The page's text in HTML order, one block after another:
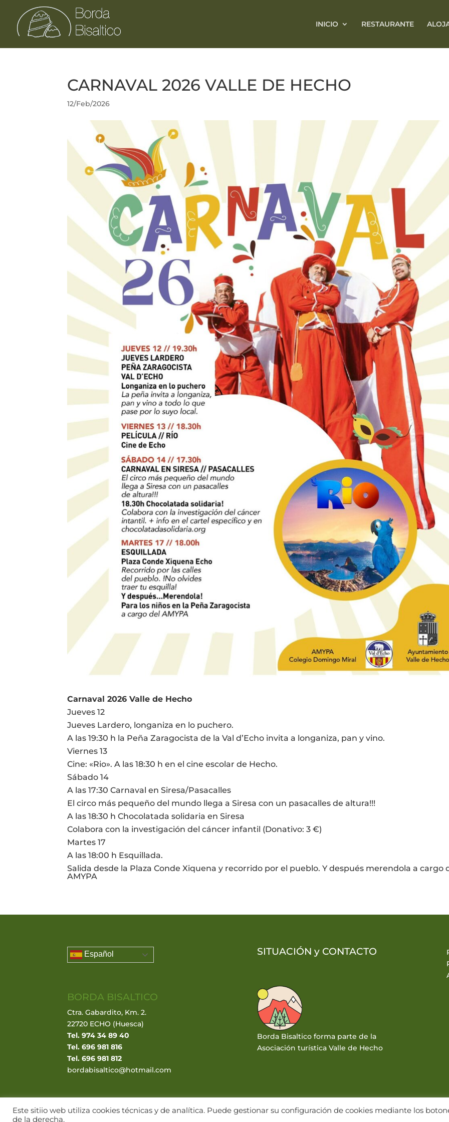
INICIO RESTAURANTE
CARNAVAL 2026 VALLE DE HECHO
12/Feb/2026
Carnaval 2026 Valle de Hecho
Jueves 12
Jueves Lardero, longaniza en lo puchero.
A las 19:30 h la Peña Zaragocista de la Val d’Echo invita a longaniza, pan y vino.
Viernes 13
Cine: «Rio». A las 18:30 h en el cine escolar de Hecho.
Sábado 14
A las 17:30 Carnaval en Siresa/Pasacalles
El circo más pequeño del mundo llega a Siresa con un pasacalles de altura!!!
A las 18:30 h Chocolatada solidaria en Siresa
Colabora con la investigación del cáncer infantil (Donativo: 3 €)
Martes 17
A las 18:00 h Esquillada.
Salida desde la Plaza Conde Xiquena y recorrido por el pueblo. Y después merendola a cargo
AMYPA
Español
BORDA BISALTICO
Ctra. Gabardito, Km. 2.
22720 ECHO (Huesca)
Tel. 974 34 89 40
Tel. 696 981 816
Tel. 696 981 812
bordabisaltico@hotmail.com
SITUACIÓN y CONTACTO
Borda Bisaltico forma parte de la
Asociación turística Valle de Hecho
Este sitiio web utiliza cookies técnicas y de analítica. Puede gestionar su configuración de cookies mediante los
de la derecha.